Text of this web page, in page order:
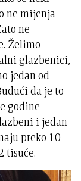
ne mijenja
ne
Želimo
glazbenici,
jedan od
da je to
godine
i jedan
preko 10
tisuće.